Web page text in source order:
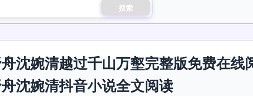
搜索
舟沈婉清越过千山万壑完整版免费在线
沈婉清抖音小说全文阅读